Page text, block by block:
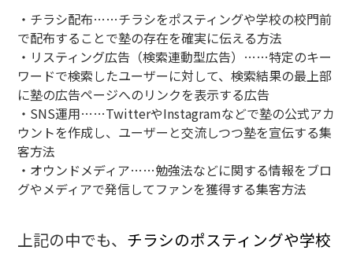
・チラシ配布……チラシをポスティングや学校の校門前
で配布することで塾の存在を確実に伝える方法
・リスティング広告（検索連動型広告）……特定のキー
ワードで検索したユーザーに対して、検索結果の最上部
に塾の広告ページへのリンクを表示する広告
・SNS運用……TwitterやInstagramなどで塾の公式アカ
ウントを作成し、ユーザーと交流しつつ塾を宣伝する集
客方法
・オウンドメディア……勉強法などに関する情報をブロ
グやメディアで発信してファンを獲得する集客方法
上記の中でも、 チラシのポスティングや学校